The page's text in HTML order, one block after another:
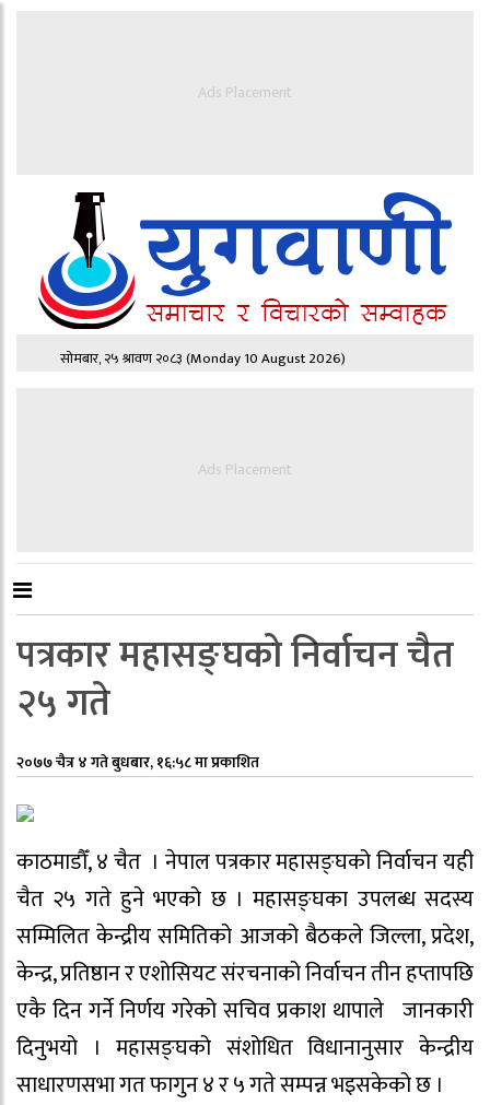
Ads Placement
सोमबार, २५ श्रावण २०८३(Monday 10 August 2026)
Ads Placement
पत्रकार महासङ्घको निर्वाचन चैत
२५ गते
२०७७ चैत्र ४ गते बुधबार, १६:५८ मा प्रकाशित
काठमाडौँ, ४ चैत । नेपाल पत्रकार महासङ्घको निर्वाचन यही
चैत २५ गते हुने भएको छ । महासङ्घका उपलब्ध सदस्य
सम्मिलित केन्द्रीय समितिको आजको बैठकले जिल्ला, प्रदेश,
केन्द्र, प्रतिष्ठान र एशोसियट संरचनाको निर्वाचन तीन हप्तापछि
एकै दिन गर्ने निर्णय गरेको सचिव प्रकाश थापाले जानकारी
दिनुभयो । महासङ्घको संशोधित विधानानुसार केन्द्रीय
साधारणसभा गत फागुन ४ र ५ गते सम्पन्न भइसकेको छ ।